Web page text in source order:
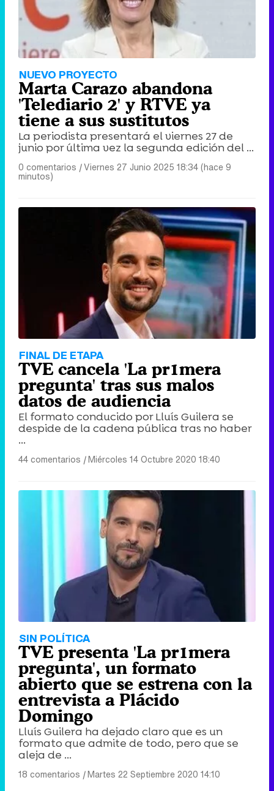
Canción ganadora de Eurovisión 2026: DARA con "Bangaranga" por Bulgaria
NUEVO PROYECTO
Marta Carazo abandona
'Telediario 2' y RTVE ya
tiene a sus sustitutos
La periodista presentará el viernes 27 de
junio por última vez la segunda edición del ...
0 comentarios |Viernes 27 Junio 2025 18:34 (hace 9
minutos)
FINAL DE ETAPA
TVE cancela 'La pr1mera
pregunta' tras sus malos
datos de audiencia
El formato conducido por Lluís Guilera se
despide de la cadena pública tras no haber
...
44 comentarios |Miércoles 14 Octubre 2020 18:40
SIN POLÍTICA
TVE presenta 'La pr1mera
pregunta', un formato
abierto que se estrena con la
entrevista a Plácido
Domingo
Lluís Guilera ha dejado claro que es un
formato que admite de todo, pero que se
aleja de ...
18 comentarios |Martes 22 Septiembre 2020 14:10